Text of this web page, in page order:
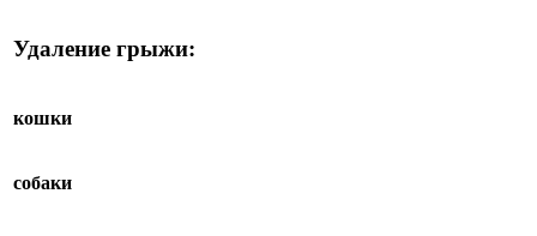
Удаление грыжи:
кошки
собаки